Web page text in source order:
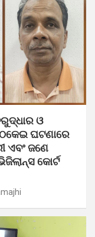
ଓ
ଘଟଣାରେ
ଏବଂ ଜଣେ
କୋର୍ଟ